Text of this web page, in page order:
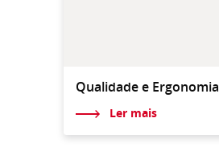
Qualidade e Ergonomia
Ler mais